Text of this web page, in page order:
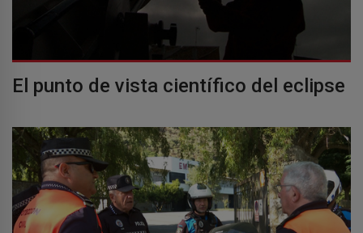
El punto de vista científico del eclipse